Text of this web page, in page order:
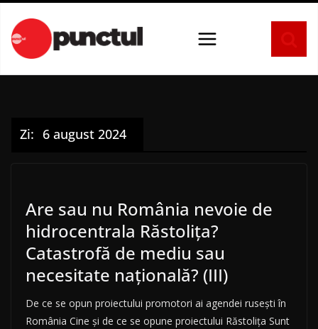
conținut
Zi: 6 august 2024
Are sau nu România nevoie de
hidrocentrala Răstolița?
Catastrofă de mediu sau
necesitate națională? (III)
De ce se opun proiectului promotori ai agendei rusești în
România Cine și de ce se opune proiectului Răstolița Sunt